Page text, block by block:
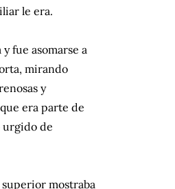
le era.
fue asomarse a
mirando
y
era parte de
urgido de
mostraba